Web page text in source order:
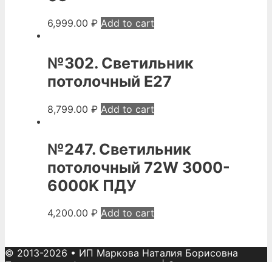
6,999.00 ₽ Add to cart
№302. Светильник
потолочный Е27
8,799.00 ₽ Add to cart
№247. Светильник
потолочный 72W 3000-
6000K ПДУ
4,200.00 ₽ Add to cart
© 2013-2026 • ИП Маркова Наталия Борисовна